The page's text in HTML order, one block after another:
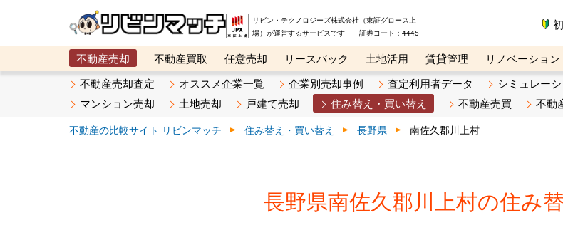
リビン・テクノロジーズ株式会社（東証グロース上
場）が運営するサービスです 証券コード：4445
不動産売却 不動産買取 任意売却 リースバック 土地活用 賃貸管理 リノベーション
メタ住宅展示場
ベスト不動産カンパニー オンライン講座 リビンマガジンBiz 不動産売却ご
不動産売却査定 オススメ企業一覧 企業別売却事例 査定利用者データ
シミュレー
マンション売却
土地売却 戸建て売却 住み替え・買い替え 不動産売買 不動
不動産の比較サイト リビンマッチ 住み替え・買い替え 長野県 南佐久郡川上村
長野県南佐久郡川上村の住み